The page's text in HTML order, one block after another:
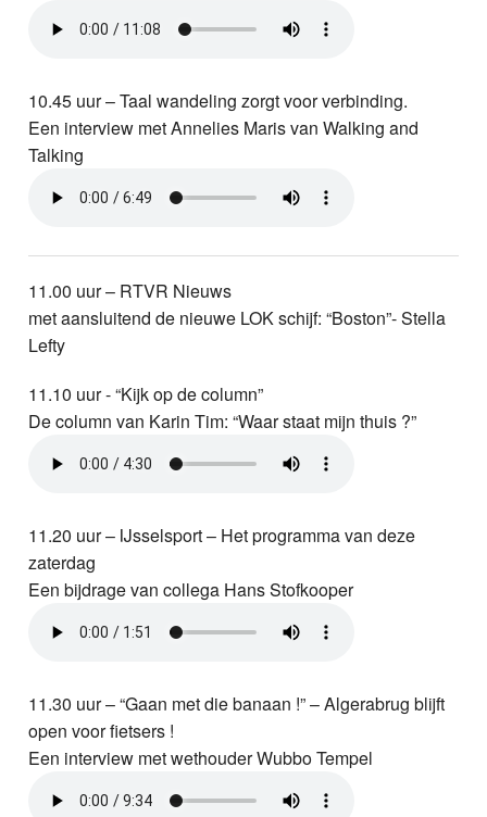
10.45 uur – Taal wandeling zorgt voor verbinding.
Een interview met Annelies Maris van Walking and
Talking
11.00 uur – RTVR Nieuws
met aansluitend de nieuwe LOK schijf: “Boston”- Stella
Lefty
11.10 uur - “Kijk op de column”
De column van Karin Tim: “Waar staat mijn thuis ?”
11.20 uur – IJsselsport – Het programma van deze
zaterdag
Een bijdrage van collega Hans Stofkooper
11.30 uur – “Gaan met die banaan !” – Algerabrug blijft
open voor fietsers !
Een interview met wethouder Wubbo Tempel